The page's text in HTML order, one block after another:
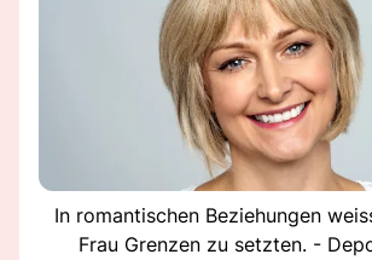
In romantischen Beziehungen
Frau Grenzen zu setzten. -